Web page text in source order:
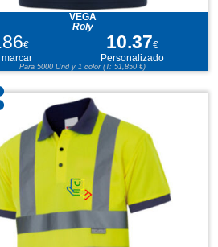
VEGA
Roly
€ 10.37€
marcar
Personalizado
Para 5000 Und y 1 color (T: 51,850 €)